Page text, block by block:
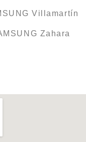
Villamartín
Zahara